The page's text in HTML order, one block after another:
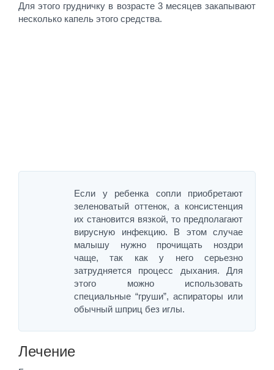
Для этого грудничку в возрасте 3 месяцев закапывают
несколько капель этого средства.
Если у ребенка сопли приобретают
зеленоватый оттенок, а консистенция
их становится вязкой, то предполагают
вирусную инфекцию. В этом случае
малышу нужно прочищать ноздри
чаще, так как у него серьезно
затрудняется процесс дыхания. Для
этого можно использовать
специальные “груши”, аспираторы или
обычный шприц без иглы.
Лечение